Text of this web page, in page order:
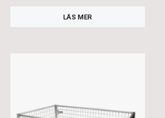
LÄS MER